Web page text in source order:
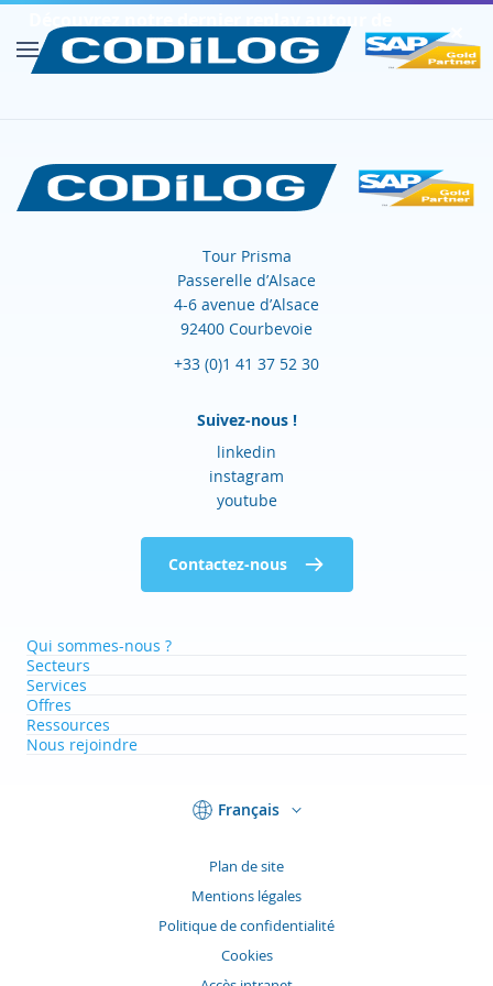
SAP FIORI Découvrir ✕︎
Tour Prisma
Passerelle d’Alsace
4-6 avenue d’Alsace
92400 Courbevoie
+33 (0)1 41 37 52 30
Suivez-nous !
linkedin
instagram
youtube
Contactez-nous
Qui sommes-nous ?
Secteurs
Services
Offres
Ressources
Nous rejoindre
Français
Plan de site
Mentions légales
Politique de confidentialité
Cookies